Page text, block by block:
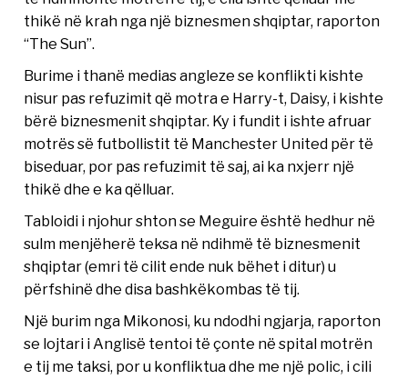
thikë në krah nga një biznesmen shqiptar, raporton
“The Sun”.
Burime i thanë medias angleze se konflikti kishte
nisur pas refuzimit që motra e Harry-t, Daisy, i kishte
bërë biznesmenit shqiptar. Ky i fundit i ishte afruar
motrës së futbollistit të Manchester United për të
biseduar, por pas refuzimit të saj, ai ka nxjerr një
thikë dhe e ka qëlluar.
Tabloidi i njohur shton se Meguire është hedhur në
sulm menjëherë teksa në ndihmë të biznesmenit
shqiptar (emri të cilit ende nuk bëhet i ditur) u
përfshinë dhe disa bashkëkombas të tij.
Një burim nga Mikonosi, ku ndodhi ngjarja, raporton
se lojtari i Anglisë tentoi të çonte në spital motrën
e tij me taksi, por u konfliktua dhe me një polic, i cili